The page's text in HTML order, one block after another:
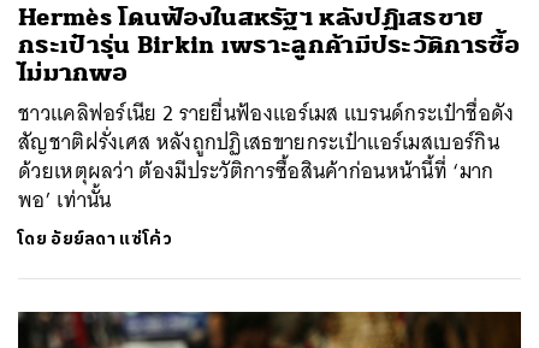
Hermès โดนฟ้องในสหรัฐฯ หลังปฏิเสธขาย
กระเป๋ารุ่น Birkin เพราะลูกค้ามีประวัติการซื้อ
ไม่มากพอ
ชาวแคลิฟอร์เนีย 2 รายยื่นฟ้องแอร์เมส แบรนด์กระเป๋าชื่อดัง
สัญชาติฝรั่งเศส หลังถูกปฏิเสธขายกระเป๋าแอร์เมสเบอร์กิน
ด้วยเหตุผลว่า ต้องมีประวัติการซื้อสินค้าก่อนหน้านี้ที่ ‘มาก
พอ’ เท่านั้น
โดย อัยย์ลดา แซ่โค้ว
ค้นหา
SHARE TWEET LINE EMAIL